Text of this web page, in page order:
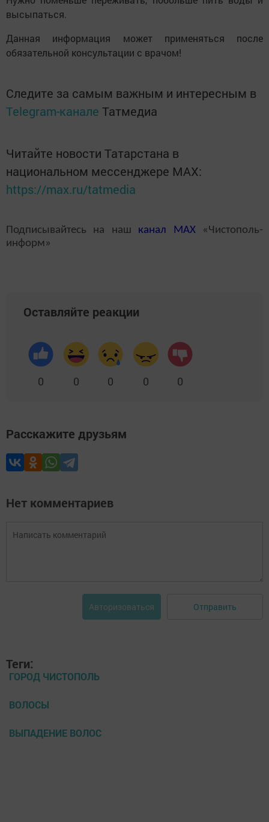
высыпаться.
Данная информация может применяться после
обязательной консультации с врачом!
Следите за самым важным и интересным в
Telegram-канале Татмедиа
Читайте новости Татарстана в
национальном мессенджере MАХ:
https://max.ru/tatmedia
Подписывайтесь на наш канал MAX«Чистополь-
информ»
Оставляйте реакции
0 0 0 0 0
Расскажите друзьям
Нет комментариев
Авторизоваться Отправить
Теги:
ГОРОД ЧИСТОПОЛЬ
ВОЛОСЫ
ВЫПАДЕНИЕ ВОЛОС